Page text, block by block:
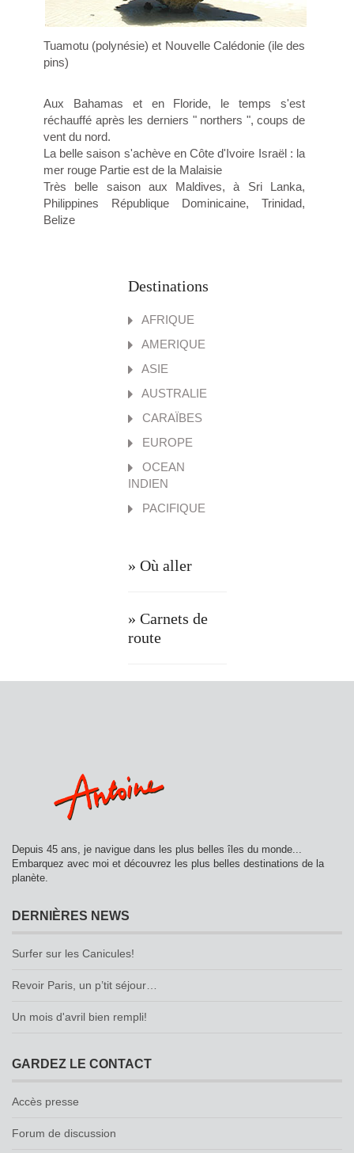
Tuamotu (polynésie) et Nouvelle Calédonie (ile des
pins)
Aux Bahamas et en Floride, le temps s'est
réchauffé après les derniers " northers ", coups de
vent du nord.
La belle saison s'achève en Côte d'Ivoire Israël : la
mer rouge Partie est de la Malaisie
Très belle saison aux Maldives, à Sri Lanka,
Philippines République Dominicaine, Trinidad,
Belize
Destinations
AFRIQUE
AMERIQUE
ASIE
AUSTRALIE
CARAÏBES
EUROPE
OCEAN
INDIEN
PACIFIQUE
» Où aller
» Carnets de
route
Depuis 45 ans, je navigue dans les plus belles îles du monde...
Embarquez avec moi et découvrez les plus belles destinations de la
planète.
DERNIÈRES NEWS
Surfer sur les Canicules!
Revoir Paris, un p’tit séjour…
Un mois d'avril bien rempli!
GARDEZ LE CONTACT
Accès presse
Forum de discussion